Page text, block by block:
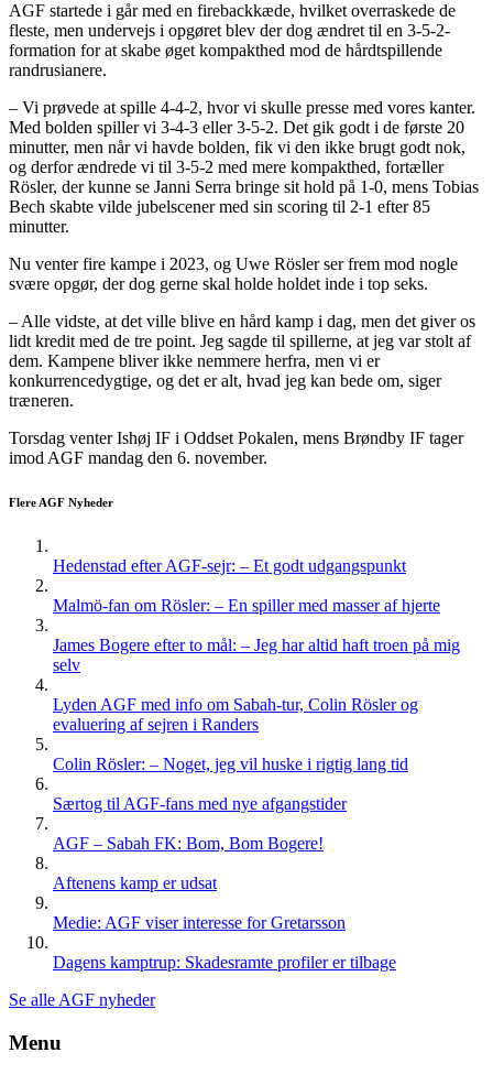
AGF startede i går med en firebackkæde, hvilket overraskede de
fleste, men undervejs i opgøret blev der dog ændret til en 3-5-2-
formation for at skabe øget kompakthed mod de hårdtspillende
randrusianere.
– Vi prøvede at spille 4-4-2, hvor vi skulle presse med vores kanter.
Med bolden spiller vi 3-4-3 eller 3-5-2. Det gik godt i de første 20
minutter, men når vi havde bolden, fik vi den ikke brugt godt nok,
og derfor ændrede vi til 3-5-2 med mere kompakthed, fortæller
Rösler, der kunne se Janni Serra bringe sit hold på 1-0, mens Tobias
Bech skabte vilde jubelscener med sin scoring til 2-1 efter 85
minutter.
Nu venter fire kampe i 2023, og Uwe Rösler ser frem mod nogle
svære opgør, der dog gerne skal holde holdet inde i top seks.
– Alle vidste, at det ville blive en hård kamp i dag, men det giver os
lidt kredit med de tre point. Jeg sagde til spillerne, at jeg var stolt af
dem. Kampene bliver ikke nemmere herfra, men vi er
konkurrencedygtige, og det er alt, hvad jeg kan bede om, siger
træneren.
Torsdag venter Ishøj IF i Oddset Pokalen, mens Brøndby IF tager
imod AGF mandag den 6. november.
Flere AGF Nyheder
Hedenstad efter AGF-sejr: – Et godt udgangspunkt
Malmö-fan om Rösler: – En spiller med masser af hjerte
James Bogere efter to mål: – Jeg har altid haft troen på mig
selv
Lyden AGF med info om Sabah-tur, Colin Rösler og
evaluering af sejren i Randers
Colin Rösler: – Noget, jeg vil huske i rigtig lang tid
Særtog til AGF-fans med nye afgangstider
AGF – Sabah FK: Bom, Bom Bogere!
Aftenens kamp er udsat
Medie: AGF viser interesse for Gretarsson
Dagens kamptrup: Skadesramte profiler er tilbage
Se alle AGF nyheder
Menu